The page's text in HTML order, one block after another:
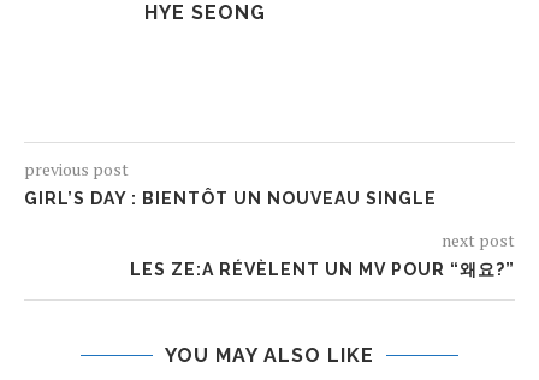
HYE SEONG
previous post
GIRL’S DAY : BIENTÔT UN NOUVEAU SINGLE
next post
LES ZE:A RÉVÈLENT UN MV POUR “왜요?”
YOU MAY ALSO LIKE